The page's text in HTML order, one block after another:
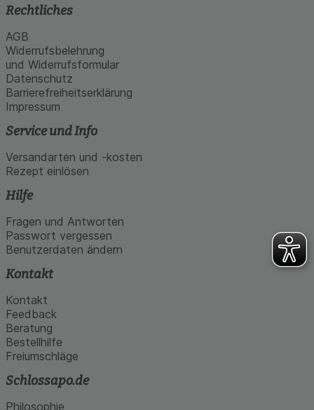
Rechtliches
AGB
Widerrufsbelehrung
und Widerrufsformular
Datenschutz
Barrierefreiheitserklärung
Impressum
Service und Info
Versandarten und -kosten
Rezept einlösen
Hilfe
Fragen und Antworten
Passwort vergessen
Benutzerdaten ändern
Kontakt
Kontakt
Feedback
Beratung
Bestellhilfe
Freiumschläge
Schlossapo.de
Philosophie